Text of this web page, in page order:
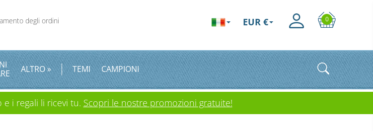
degli ordini 0
EUR €
ALTRO » TEMI CAMPIONI
e i regali li ricevi tu. Scopri le nostre promozioni gratuite!